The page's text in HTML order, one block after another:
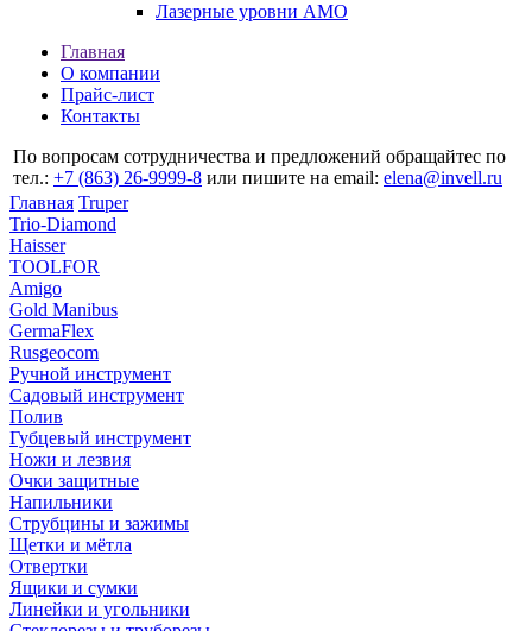
Лазерные уровни AMO
Главная
О компании
Прайс-лист
Контакты
По вопросам сотрудничества и предложений обращайтес по
тел.: +7 (863) 26‐9999‐8 или пишите на email: elena@invell.ru
Главная Truper
Trio-Diamond
Haisser
TOOLFOR
Amigo
Gold Manibus
GermaFlex
Rusgeocom
Ручной инструмент
Садовый инструмент
Полив
Губцевый инструмент
Ножи и лезвия
Очки защитные
Напильники
Струбцины и зажимы
Щетки и мётла
Отвертки
Ящики и сумки
Линейки и угольники